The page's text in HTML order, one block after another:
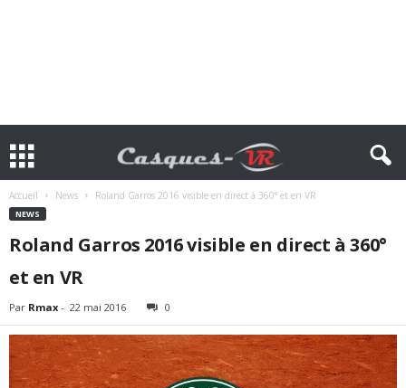
Accueil News Roland Garros 2016 visible en direct à 360° et en VR
NEWS
Roland Garros 2016 visible en direct à 360°
et en VR
Par Rmax - 22 mai 2016 0